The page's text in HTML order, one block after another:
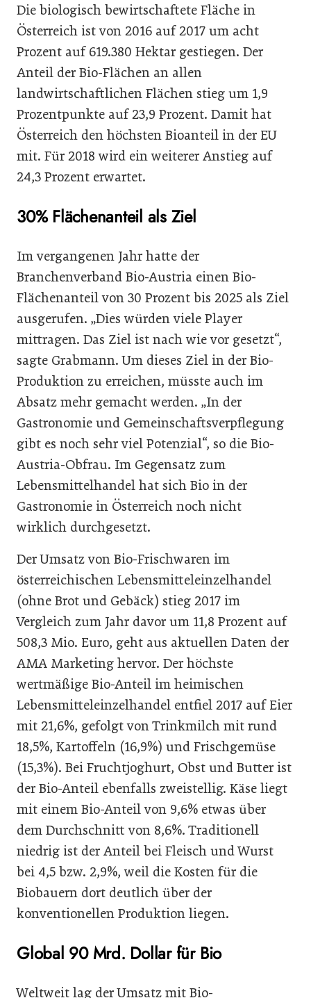
Die biologisch bewirtschaftete Fläche in
Österreich ist von 2016 auf 2017 um acht
Prozent auf 619.380 Hektar gestiegen. Der
Anteil der Bio-Flächen an allen
landwirtschaftlichen Flächen stieg um 1,9
Prozentpunkte auf 23,9 Prozent. Damit hat
Österreich den höchsten Bioanteil in der EU
mit. Für 2018 wird ein weiterer Anstieg auf
24,3 Prozent erwartet.
30% Flächenanteil als Ziel
Im vergangenen Jahr hatte der
Branchenverband Bio-Austria einen Bio-
Flächenanteil von 30 Prozent bis 2025 als Ziel
ausgerufen. „Dies würden viele Player
mittragen. Das Ziel ist nach wie vor gesetzt“,
sagte Grabmann. Um dieses Ziel in der Bio-
Produktion zu erreichen, müsste auch im
Absatz mehr gemacht werden. „In der
Gastronomie und Gemeinschaftsverpflegung
gibt es noch sehr viel Potenzial“, so die Bio-
Austria-Obfrau. Im Gegensatz zum
Lebensmittelhandel hat sich Bio in der
Gastronomie in Österreich noch nicht
wirklich durchgesetzt.
Der Umsatz von Bio-Frischwaren im
österreichischen Lebensmitteleinzelhandel
(ohne Brot und Gebäck) stieg 2017 im
Vergleich zum Jahr davor um 11,8 Prozent auf
508,3 Mio. Euro, geht aus aktuellen Daten der
AMA Marketing hervor. Der höchste
wertmäßige Bio-Anteil im heimischen
Lebensmitteleinzelhandel entfiel 2017 auf Eier
mit 21,6%, gefolgt von Trinkmilch mit rund
18,5%, Kartoffeln (16,9%) und Frischgemüse
(15,3%). Bei Fruchtjoghurt, Obst und Butter ist
der Bio-Anteil ebenfalls zweistellig. Käse liegt
mit einem Bio-Anteil von 9,6% etwas über
dem Durchschnitt von 8,6%. Traditionell
niedrig ist der Anteil bei Fleisch und Wurst
bei 4,5 bzw. 2,9%, weil die Kosten für die
Biobauern dort deutlich über der
konventionellen Produktion liegen.
Global 90 Mrd. Dollar für Bio
Weltweit lag der Umsatz mit Bio-